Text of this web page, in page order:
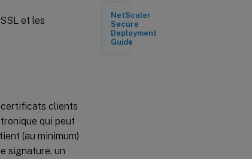
et les
certificats clients
qui peut
(au minimum)
signature, un
basées
sur le
texte
NetScaler
Secure
Deployment
Guide